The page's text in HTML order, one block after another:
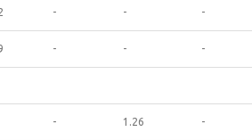
- - -
- - -
- 1.26 -